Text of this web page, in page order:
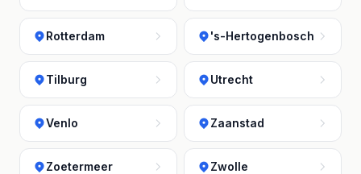
Rotterdam 's-Hertogenbosch
Tilburg Utrecht
Venlo Zaanstad
Zoetermeer Zwolle